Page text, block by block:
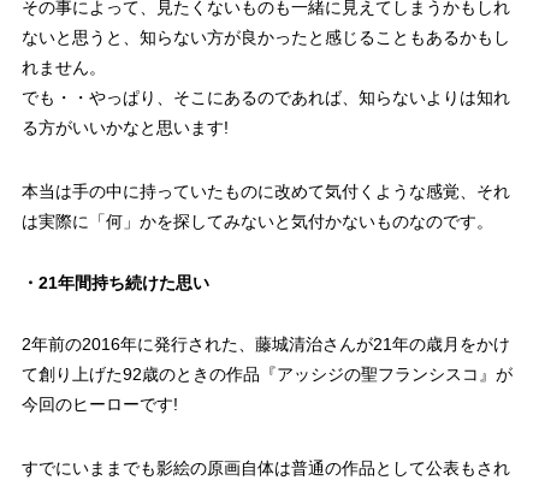
その事によって、見たくないものも一緒に見えてしまうかもしれ
ないと思うと、知らない方が良かったと感じることもあるかもし
れません。
でも・・やっぱり、そこにあるのであれば、知らないよりは知れ
る方がいいかなと思います!
本当は手の中に持っていたものに改めて気付くような感覚、それ
は実際に「何」かを探してみないと気付かないものなのです。
・21年間持ち続けた思い
2年前の2016年に発行された、藤城清治さんが21年の歳月をかけ
て創り上げた92歳のときの作品『アッシジの聖フランシスコ』が
今回のヒーローです!
すでにいままでも影絵の原画自体は普通の作品として公表もされ